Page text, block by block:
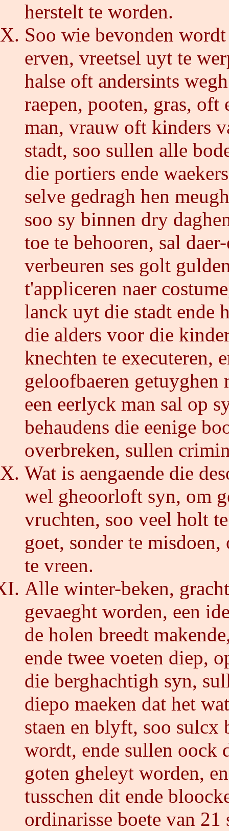
herstelt te worden.
Soo wie bevonden
erven, vreetsel uyt te
halse oft andersints
raepen, pooten, gras, oft
man, vrauw oft kinders
stadt, soo sullen alle
die portiers ende
selve gedragh hen
soo sy binnen dry
toe te behooren, sal
verbeuren ses golt
t'appliceren naer
lanck uyt die stadt ende
die alders voor die
knechten te executeren,
geloofbaeren
een eerlyck man sal op
behaudens die eenige
overbreken, sullen
Wat is aengaende die
wel gheoorloft syn, om
vruchten, soo veel holt
goet, sonder te
te vreen.
Alle winter-beken,
gevaeght worden, een
de holen breedt
ende twee voeten diep,
die berghachtigh syn,
diepo maeken dat het
staen en blyft, soo
wordt, ende sullen oock
goten gheleyt worden,
tusschen dit ende
ordinarisse boete van